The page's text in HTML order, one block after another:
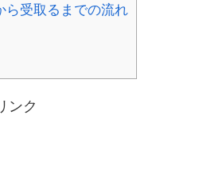
ら受取るまでの流れ
ンク